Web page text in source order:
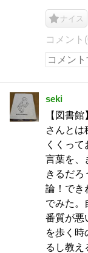
ナイス
コメント
seki
【図書
さんと
くくっ
言葉を、
きるだ
論！でき
でみた。
番質が悪
を歩く時
るし教え